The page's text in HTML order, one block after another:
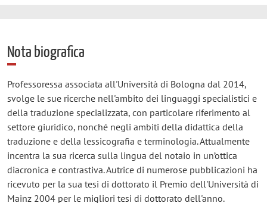
Nota biografica
Professoressa associata all'Università di Bologna dal 2014,
svolge le sue ricerche nell'ambito dei linguaggi specialistici e
della traduzione specializzata, con particolare riferimento al
settore giuridico, nonché negli ambiti della didattica della
traduzione e della lessicografia e terminologia. Attualmente
incentra la sua ricerca sulla lingua del notaio in un’ottica
diacronica e contrastiva. Autrice di numerose pubblicazioni ha
ricevuto per la sua tesi di dottorato il Premio dell'Università di
Mainz 2004 per le migliori tesi di dottorato dell'anno.